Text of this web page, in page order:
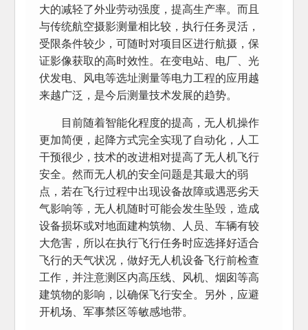
大的减轻了外业劳动强度，提高生产率。而且
与传统航空摄影测量相比较，执行任务灵活，
受限条件较少，可随时对项目区进行航摄，保
证影像获取的高时效性。在变电站、电厂、光
伏发电、风电等选址测量等电力工程的应用越
来越广泛，是今后测量技术发展的趋势。
目前随着智能化程度的提高，无人机操作
更加简便，起降方式完全实现了自动化，人工
干预很少，技术的改进相对提高了无人机飞行
安全。然而无人机的安全问题是其最大的弱
点，若在飞行过程中出现设备故障或遇恶劣天
气影响等，无人机随时可能会发生坠毁，造成
设备损坏或对地面建构筑物、人员、车辆有较
大危害，所以在执行飞行任务时应选择好适合
飞行的天气状况，做好无人机设备飞行前检查
工作，并注意测区内高压线、风机、烟囱等高
建筑物的影响，以确保飞行安全。另外，应避
开机场、军事禁区等敏感地带。